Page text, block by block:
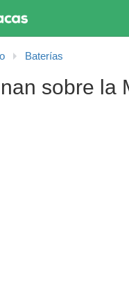
Baterías
sobre la